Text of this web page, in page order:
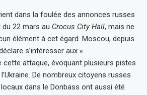
dans la foulée des annonces russes
22 mars au Crocus City Hall, mais ne
élément à cet égard. Moscou, depuis
s’intéresser aux «
cette attaque, évoquant plusieurs pistes
De nombreux citoyens russes
dans le Donbass ont aussi été